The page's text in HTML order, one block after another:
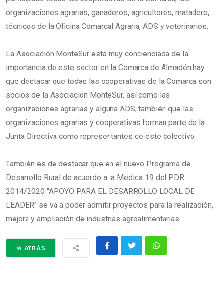
organizaciones agrarias, ganaderos, agricultores, matadero,
técnicos de la Oficina Comarcal Agraria, ADS y veterinarios.
La Asociación MonteSur está muy concienciada de la
importancia de este sector en la Comarca de Almadén hay
que destacar que todas las cooperativas de la Comarca son
socios de la Asociación MonteSur, así como las
organizaciones agrarias y alguna ADS, también que las
organizaciones agrarias y cooperativas forman parte de la
Junta Directiva como representantes de este colectivo.
También es de destacar que en el nuevo Programa de
Desarrollo Rural de acuerdo a la Medida 19 del PDR
2014/2020 "APOYO PARA EL DESARROLLO LOCAL DE
LEADER" se va a poder admitir proyectos para la realización,
mejora y ampliación de industrias agroalimentarias.
ATRÁS